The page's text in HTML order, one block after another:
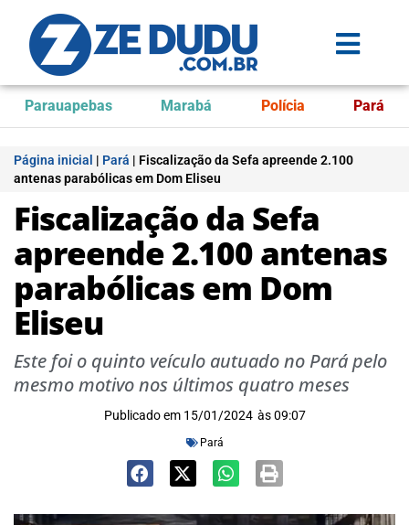
Parauapebas Marabá Polícia Pará
Página inicial | Pará | Fiscalização da Sefa apreende 2.100
antenas parabólicas em Dom Eliseu
Fiscalização da Sefa
apreende 2.100 antenas
parabólicas em Dom
Eliseu
Este foi o quinto veículo autuado no Pará pelo
mesmo motivo nos últimos quatro meses
Publicado em 15/01/2024 às 09:07
Pará